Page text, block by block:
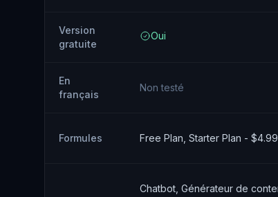
Version
gratuite
Oui
En
français
Non testé
Formules Free Plan, Starter Plan -
Chatbot, Générateur de